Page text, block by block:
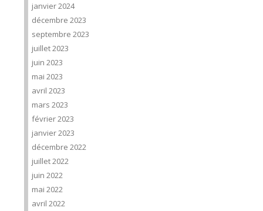
janvier 2024
décembre 2023
septembre 2023
juillet 2023
juin 2023
mai 2023
avril 2023
mars 2023
février 2023
janvier 2023
décembre 2022
juillet 2022
juin 2022
mai 2022
avril 2022